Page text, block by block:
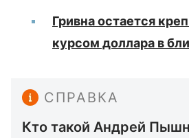
Гривна остается
курсом доллара в
СПРАВКА
Кто такой Андрей